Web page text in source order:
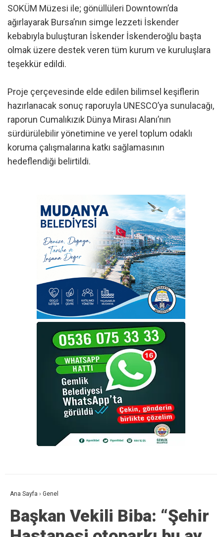
SOKÜM Müzesi ile; gönüllüleri Downtown’da
ağırlayarak Bursa’nın simge lezzeti İskender
kebabıyla buluşturan İskender İskenderoğlu başta
olmak üzere destek veren tüm kurum ve kuruluşlara
teşekkür edildi.
Proje çerçevesinde elde edilen bilimsel keşiflerin
hazırlanacak sonuç raporuyla UNESCO’ya sunulacağı,
raporun Cumalıkızık Dünya Mirası Alanı’nın
sürdürülebilir yönetimine ve yerel toplum odaklı
koruma çalışmalarına katkı sağlamasının
hedeflendiği belirtildi.
Ana Sayfa › Genel
Başkan Vekili Biba: “Şehir